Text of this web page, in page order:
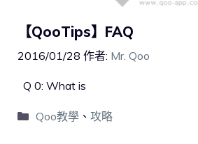
【QooTips】FAQ
2016/01/28 作者: Mr. Qoo
Q 0: What is
Qoo教學、 攻略